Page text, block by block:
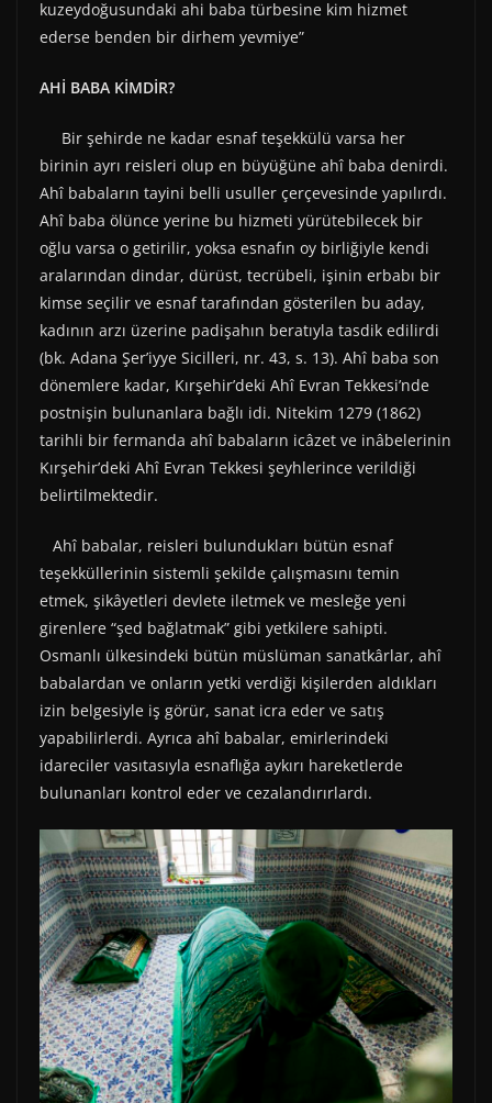
kuzeydoğusundaki ahi baba türbesine kim hizmet
ederse benden bir dirhem yevmiye”
AHİ BABA KİMDİR?
Bir şehirde ne kadar esnaf teşekkülü varsa her
birinin ayrı reisleri olup en büyüğüne ahî baba denirdi.
Ahî babaların tayini belli usuller çerçevesinde yapılırdı.
Ahî baba ölünce yerine bu hizmeti yürütebilecek bir
oğlu varsa o getirilir, yoksa esnafın oy birliğiyle kendi
aralarından dindar, dürüst, tecrübeli, işinin erbabı bir
kimse seçilir ve esnaf tarafından gösterilen bu aday,
kadının arzı üzerine padişahın beratıyla tasdik edilirdi
(bk. Adana Şer’iyye Sicilleri, nr. 43, s. 13). Ahî baba son
dönemlere kadar, Kırşehir’deki Ahî Evran Tekkesi’nde
postnişin bulunanlara bağlı idi. Nitekim 1279 (1862)
tarihli bir fermanda ahî babaların icâzet ve inâbelerinin
Kırşehir’deki Ahî Evran Tekkesi şeyhlerince verildiği
belirtilmektedir.
Ahî babalar, reisleri bulundukları bütün esnaf
teşekküllerinin sistemli şekilde çalışmasını temin
etmek, şikâyetleri devlete iletmek ve mesleğe yeni
girenlere “şed bağlatmak” gibi yetkilere sahipti.
Osmanlı ülkesindeki bütün müslüman sanatkârlar, ahî
babalardan ve onların yetki verdiği kişilerden aldıkları
izin belgesiyle iş görür, sanat icra eder ve satış
yapabilirlerdi. Ayrıca ahî babalar, emirlerindeki
idareciler vasıtasıyla esnaflığa aykırı hareketlerde
bulunanları kontrol eder ve cezalandırırlardı.